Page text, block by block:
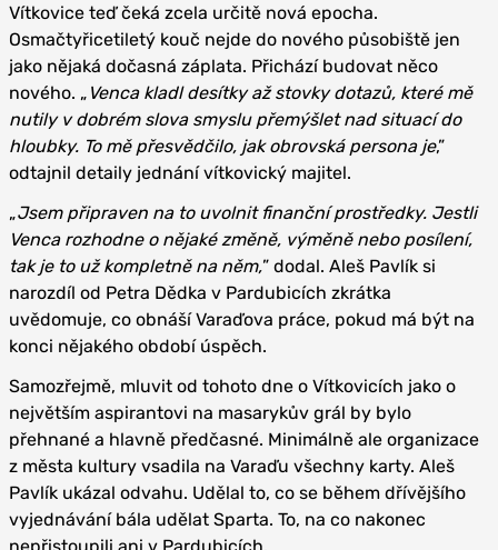
Vítkovice teď čeká zcela určitě nová epocha.
Osmačtyřicetiletý kouč nejde do nového působiště jen
jako nějaká dočasná záplata. Přichází budovat něco
nového. „ Venca kladl desítky až stovky dotazů, které mě
nutily v dobrém slova smyslu přemýšlet nad situací do
hloubky. To mě přesvědčilo, jak obrovská persona je,”
odtajnil detaily jednání vítkovický majitel.
„Jsem připraven na to uvolnit finanční prostředky. Jestli
Venca rozhodne o nějaké změně, výměně nebo posílení,
tak je to už kompletně na něm,” dodal. Aleš Pavlík si
narozdíl od Petra Dědka v Pardubicích zkrátka
uvědomuje, co obnáší Varaďova práce, pokud má být na
konci nějakého období úspěch.
Samozřejmě, mluvit od tohoto dne o Vítkovicích jako o
největším aspirantovi na masarykův grál by bylo
přehnané a hlavně předčasné. Minimálně ale organizace
z města kultury vsadila na Varaďu všechny karty. Aleš
Pavlík ukázal odvahu. Udělal to, co se během dřívějšího
vyjednávání bála udělat Sparta. To, na co nakonec
nepřistoupili ani v Pardubicích.